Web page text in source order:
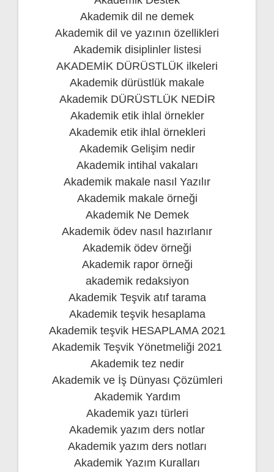
Akademik dil ne demek
Akademik dil ve yazının özellikleri
Akademik disiplinler listesi
AKADEMİK DÜRÜSTLÜK ilkeleri
Akademik dürüstlük makale
Akademik DÜRÜSTLÜK NEDİR
Akademik etik ihlal örnekler
Akademik etik ihlal örnekleri
Akademik Gelişim nedir
Akademik intihal vakaları
Akademik makale nasıl Yazılır
Akademik makale örneği
Akademik Ne Demek
Akademik ödev nasıl hazırlanır
Akademik ödev örneği
Akademik rapor örneği
akademik redaksiyon
Akademik Teşvik atıf tarama
Akademik teşvik hesaplama
Akademik teşvik HESAPLAMA 2021
Akademik Teşvik Yönetmeliği 2021
Akademik tez nedir
Akademik ve İş Dünyası Çözümleri
Akademik Yardım
Akademik yazı türleri
Akademik yazım ders notlar
Akademik yazım ders notları
Akademik Yazım Kuralları